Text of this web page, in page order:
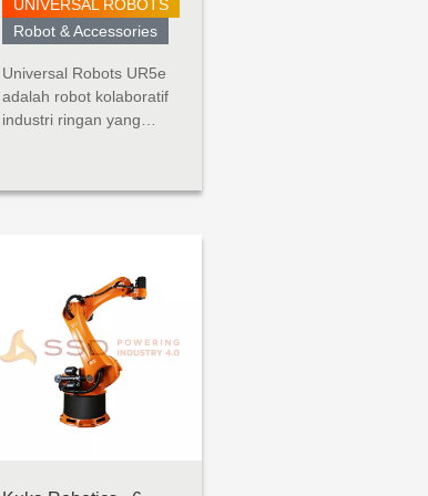
UNIVERSAL ROBOTS
Robot & Accessories
Universal Robots UR5e
adalah robot kolaboratif
industri ringan yang
(hingga 5 kg). Robot
fleksibilitas dan
kemampuan
beradaptasi. UR5e
dirancang untuk
integrasi tanpa bat...